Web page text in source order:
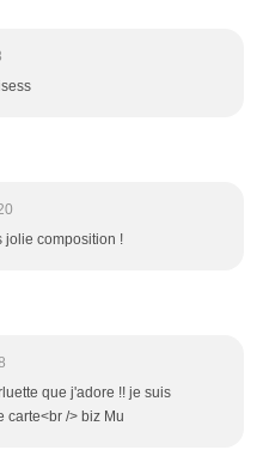
jolie composition !
que j'adore !! je suis
carte<br /> biz Mu